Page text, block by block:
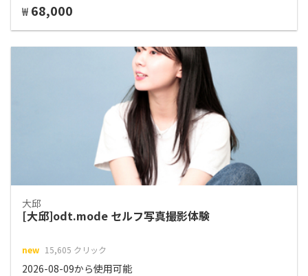
₩ 68,000
大邱
[大邱]odt.mode セルフ写真撮影体験
new 15,605 クリック
2026-08-09から使用可能